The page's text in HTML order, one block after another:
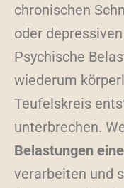
chronischen
oder
Psychische
wiederum
Teufelskreis
unterbrechen.
Belastungen
verarbeiten und